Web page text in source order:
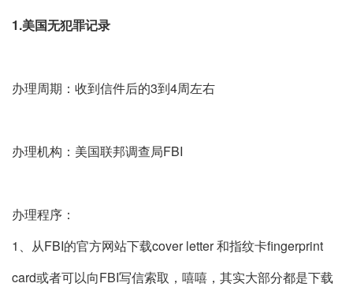
1.美国无犯罪记录
办理周期：收到信件后的3到4周左右
办理机构：美国联邦调查局FBI
办理程序：
1、从FBI的官方网站下载cover letter 和指纹卡fingerprint
card或者可以向FBI写信索取，嘻嘻，其实大部分都是下载